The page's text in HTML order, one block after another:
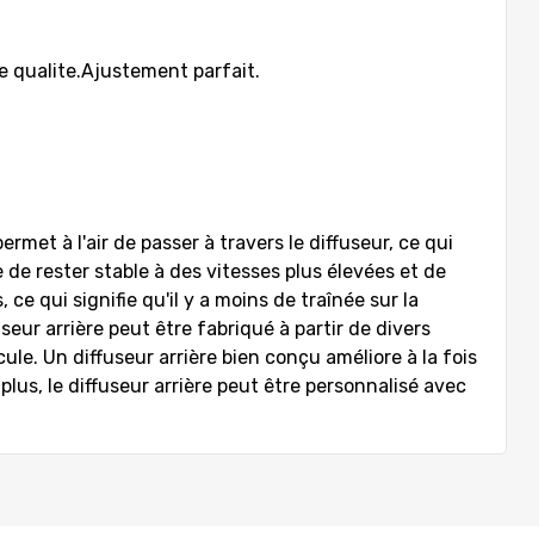
qualite.Ajustement parfait.
à l'air de passer à travers le diffuseur, ce qui
rester stable à des vitesses plus élevées et de
qui signifie qu'il y a moins de traînée sur la
arrière peut être fabriqué à partir de divers
Un diffuseur arrière bien conçu améliore à la fois
le diffuseur arrière peut être personnalisé avec